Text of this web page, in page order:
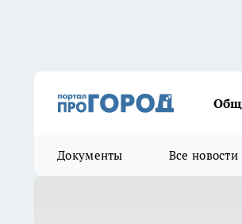
Документы Все новости